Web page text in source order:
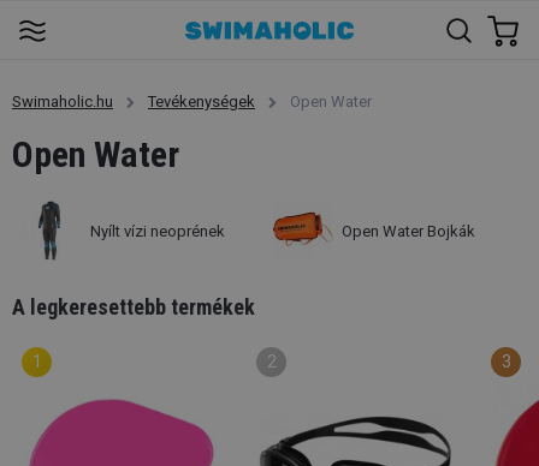
Swimaholic.hu Tevékenységek Open Water
Open Water
Nyílt vízi neoprének Open Water Bojkák
A legkeresettebb termékek